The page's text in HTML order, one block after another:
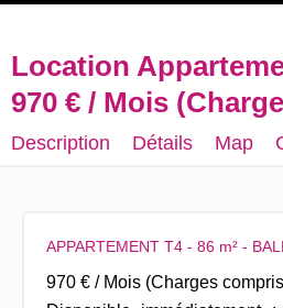
Location
970 € / Mois
Description Détails Map
APPARTEMENT T4 - 86 m² -
970 € / Mois (Charges